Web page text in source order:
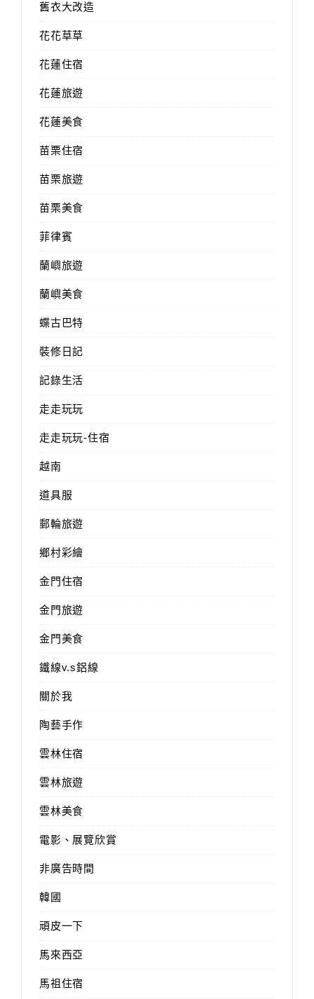
舊衣大改造
花花草草
花蓮住宿
花蓮旅遊
花蓮美食
苗栗住宿
苗栗旅遊
苗栗美食
菲律賓
蘭嶼旅遊
蘭嶼美食
蝶古巴特
裝修日記
記錄生活
走走玩玩
走走玩玩-住宿
越南
道具服
郵輪旅遊
鄉村彩繪
金門住宿
金門旅遊
金門美食
鐵線v.s鋁線
關於我
陶藝手作
雲林住宿
雲林旅遊
雲林美食
電影、展覽欣賞
非廣告時間
韓國
頑皮一下
馬來西亞
馬祖住宿